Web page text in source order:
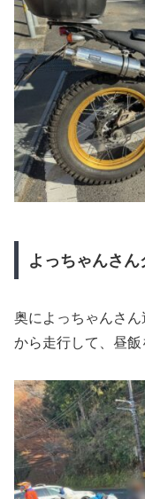
よっちゃんさ
奥によっちゃんさ
から走行して、昼飯